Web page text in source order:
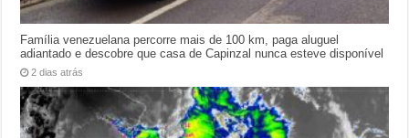
Família venezuelana percorre mais de 100 km, paga aluguel
adiantado e descobre que casa de Capinzal nunca esteve disponível
2 dias atrás